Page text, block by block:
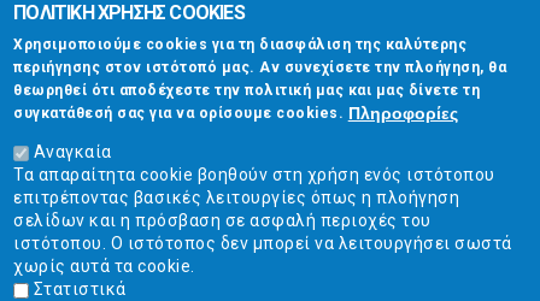
CAPTCHA
This
question is
for testing
whether or
not you are a
human visitor
and to
prevent
automated
spam
submissions.
Επικοινωνία
Στουρνάρη 17, Αθήνα 10683
2103304444
info@ekpizo.gr
www.ekpizo.gr
ΠΟΛΙΤΙΚΗ ΧΡΗΣΗΣ COOKIES
Χρησιμοποιούμε cookies για τη διασφάλιση της καλύτερης
περιήγησης στον ιστότοπό μας. Αν συνεχίσετε την πλοήγηση, θα
θεωρηθεί ότι αποδέχεστε την πολιτική μας και μας δίνετε τη
συγκατάθεσή σας για να ορίσουμε cookies. Πληροφορίες
Αναγκαία
Τα απαραίτητα cookie βοηθούν στη χρήση ενός ιστότοπου
επιτρέποντας βασικές λειτουργίες όπως η πλοήγηση
σελίδων και η πρόσβαση σε ασφαλή περιοχές του
ιστότοπου. Ο ιστότοπος δεν μπορεί να λειτουργήσει σωστά
χωρίς αυτά τα cookie.
Στατιστικά